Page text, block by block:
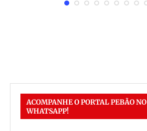
ACOMPANHE O PORTAL PEBÃO NO
WHATSAPP!